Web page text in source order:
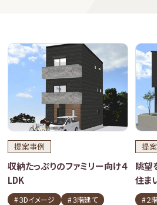
提案事例
収納たっぷりのファミリー向け４
LDK
#３Dイメージ
#３階建て
提
眺望
住ま
#２